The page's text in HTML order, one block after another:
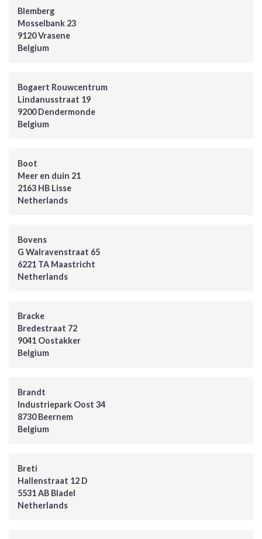
Blemberg
Mosselbank 23
9120 Vrasene
Belgium
Bogaert Rouwcentrum
Lindanusstraat 19
9200 Dendermonde
Belgium
Boot
Meer en duin 21
2163 HB Lisse
Netherlands
Bovens
G Walravenstraat 65
6221 TA Maastricht
Netherlands
Bracke
Bredestraat 72
9041 Oostakker
Belgium
Brandt
Industriepark Oost 34
8730 Beernem
Belgium
Breti
Hallenstraat 12 D
5531 AB Bladel
Netherlands